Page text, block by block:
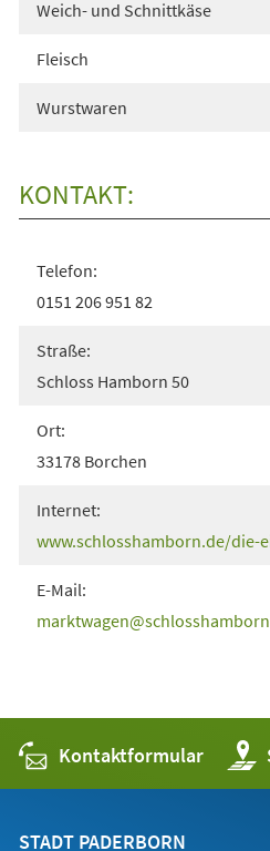
Weich- und Schnittkäse
Fleisch
Wurstwaren
KONTAKT:
Telefon:
0151 206 951 82
Straße:
Schloss Hamborn 50
Ort:
33178 Borchen
Internet:
www.schlosshamborn.de/
(Öffnet
einem
neuen
E-Mail:
marktwagen
schlosshamborn
Kontaktformular
in
STADT PADERBORN